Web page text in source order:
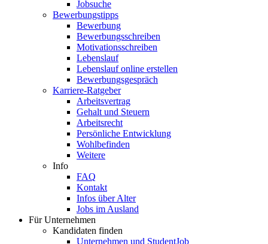
Jobsuche
Bewerbungstipps
Bewerbung
Bewerbungsschreiben
Motivationsschreiben
Lebenslauf
Lebenslauf online erstellen
Bewerbungsgespräch
Karriere-Ratgeber
Arbeitsvertrag
Gehalt und Steuern
Arbeitsrecht
Persönliche Entwicklung
Wohlbefinden
Weitere
Info
FAQ
Kontakt
Infos über Alter
Jobs im Ausland
Für Unternehmen
Kandidaten finden
Unternehmen und StudentJob